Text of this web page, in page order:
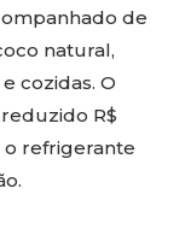
de
natural,
cozidas. O
R$
o refrigerante